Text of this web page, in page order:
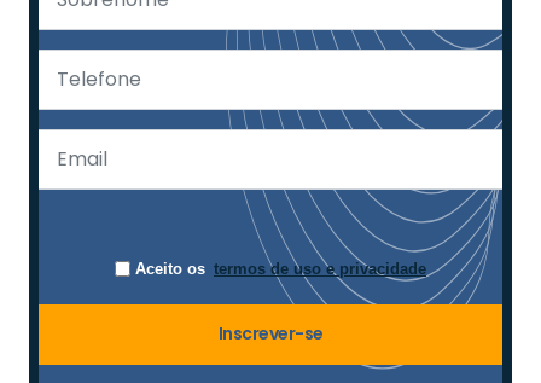
Aceito os termos de uso e privacidade
Inscrever-se